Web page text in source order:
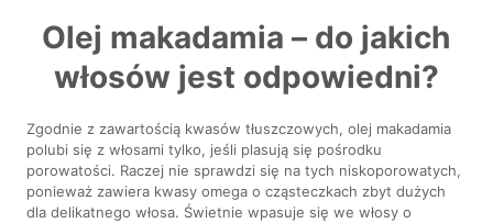
Olej makadamia – do jakich
włosów jest odpowiedni?
Zgodnie z zawartością kwasów tłuszczowych, olej makadamia
polubi się z włosami tylko, jeśli plasują się pośrodku
porowatości. Raczej nie sprawdzi się na tych niskoporowatych,
ponieważ zawiera kwasy omega o cząsteczkach zbyt dużych
dla delikatnego włosa. Świetnie wpasuje się we włosy o